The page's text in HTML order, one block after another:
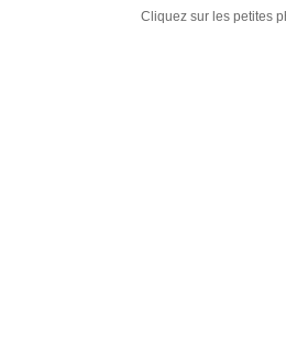
Cliquez sur les petites